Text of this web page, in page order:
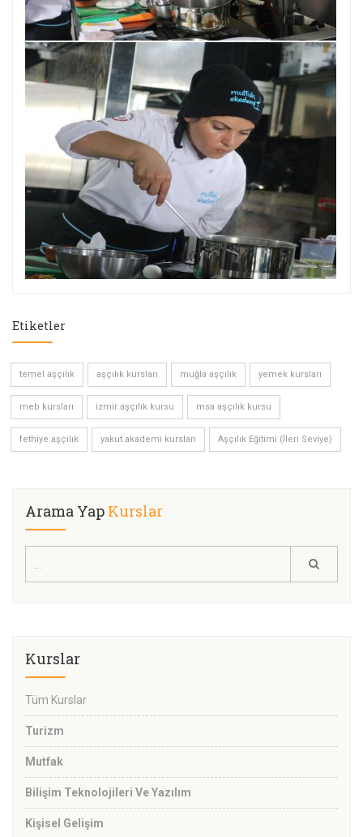
Etiketler
temel aşçılık aşçılık kursları muğla aşçılık yemek kursları
meb kursları izmir aşçılık kursu msa aşçılık kursu
fethiye aşçılık yakut akademi kursları Aşçılık Eğitimi (İleri Seviye)
Arama Yap Kurslar
Kurslar
Tüm Kurslar
Turizm
Mutfak
Bilişim Teknolojileri Ve Yazılım
Kişisel Gelişim